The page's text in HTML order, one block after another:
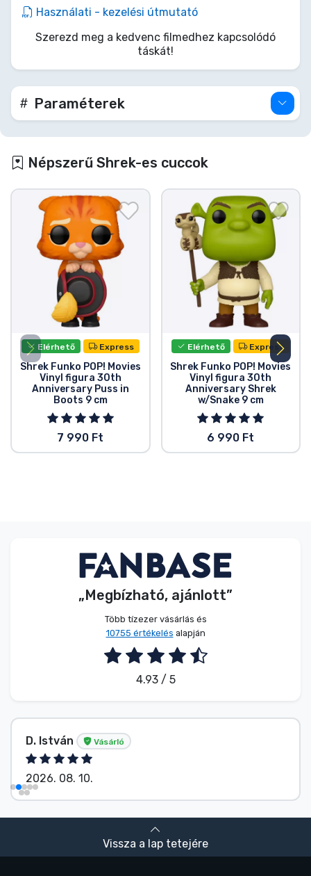
mindennapi kacatoknak. Ne légy Farquaad nagyúr,
Túl az Óperencián!
Használati - kezelési útmutató
Szerezd meg a kedvenc filmedhez kapcsolódó
táskát!
Paraméterek
Népszerű Shrek-es cuccok
Elérhető Express
Shrek Funko POP! Movies
Vinyl figura 30th
Anniversary Puss in
Boots 9 cm
7 990 Ft
Elérhető Express
Shrek Funko POP! Movies
Vinyl figura 30th
Anniversary Shrek
w/Snake 9 cm
6 990 Ft
„Megbízható, ajánlott”
Több tízezer vásárlás és
10755 értékelés alapján
4.93 / 5
D. István Vásárló
2026. 08. 10.
Vissza a lap tetejére